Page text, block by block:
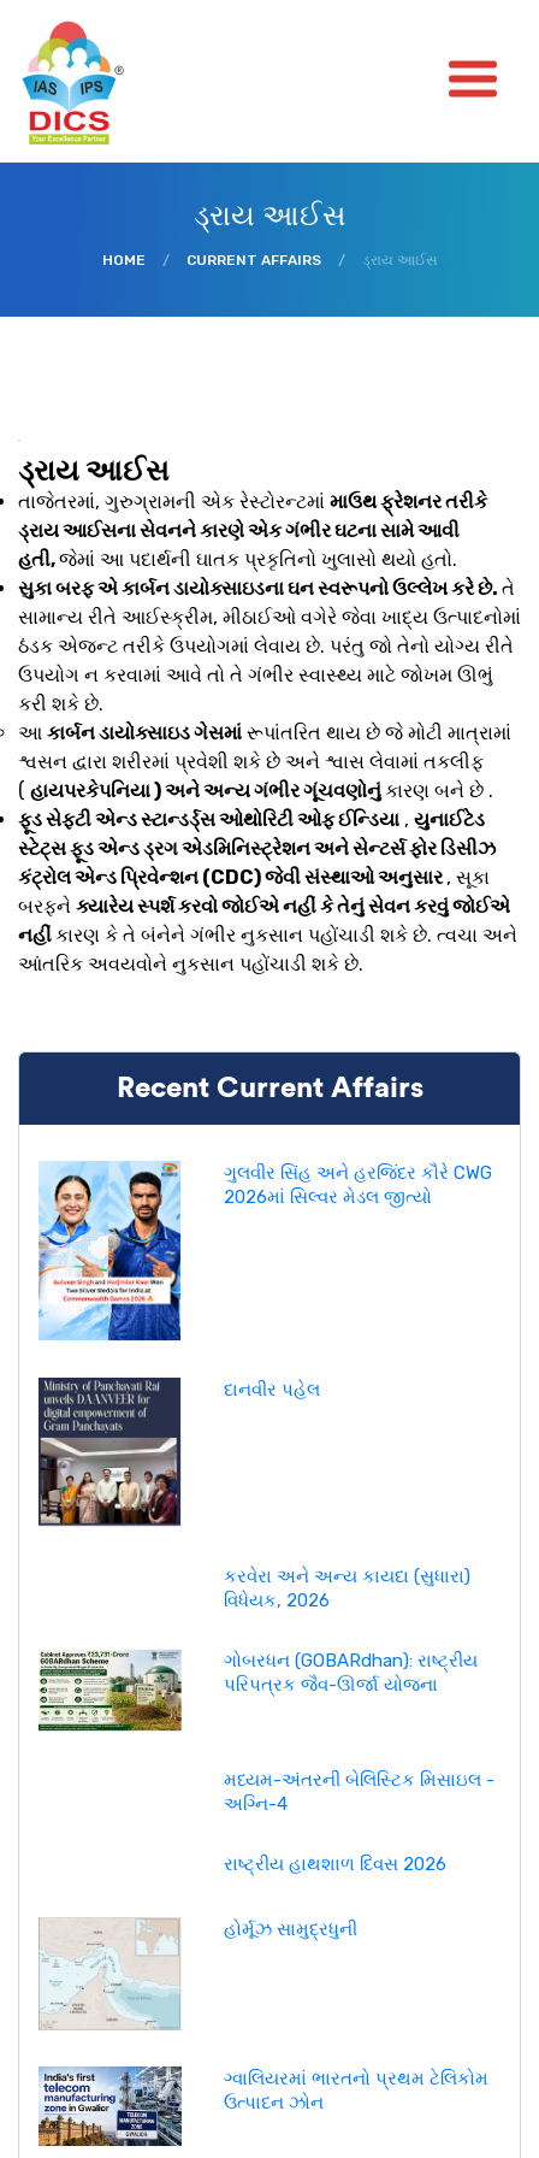
ડ્રાય આઈસ
HOME / CURRENT AFFAIRS / ડ્રાય આઈસ
ડ્રાય આઈસ
તાજેતરમાં, ગુરુગ્રામની એક રેસ્ટોરન્ટમાં માઉથ ફ્રેશનર તરીકે
ડ્રાય આઈસના સેવનને કારણે એક ગંભીર ઘટના સામે આવી
હતી,જેમાં આ પદાર્થની ઘાતક પ્રકૃતિનો ખુલાસો થયો હતો.
સુકા બરફ એ કાર્બન ડાયોક્સાઇડના ઘન સ્વરૂપનો ઉલ્લેખ કરે છે. તે
સામાન્ય રીતે આઈસ્ક્રીમ, મીઠાઈઓ વગેરે જેવા ખાદ્ય ઉત્પાદનોમાં
ઠંડક એજન્ટ તરીકે ઉપયોગમાં લેવાય છે. પરંતુ જો તેનો યોગ્ય રીતે
ઉપયોગ ન કરવામાં આવે તો તે ગંભીર સ્વાસ્થ્ય માટે જોખમ ઊભું
કરી શકે છે.
આ કાર્બન ડાયોક્સાઇડ ગેસમાં રૂપાંતરિત થાય છે જે મોટી માત્રામાં
શ્વસન દ્વારા શરીરમાં પ્રવેશી શકે છે અને શ્વાસ લેવામાં તકલીફ
( હાયપરકેપનિયા ) અને અન્ય ગંભીર ગૂંચવણોનુંકારણ બને છે .
ફૂડ સેફ્ટી એન્ડ સ્ટાન્ડર્ડ્સ ઓથોરિટી ઓફ ઈન્ડિયા , યુનાઈટેડ
સ્ટેટ્સ ફૂડ એન્ડ ડ્રગ એડમિનિસ્ટ્રેશન અને સેન્ટર્સ ફોર ડિસીઝ
કંટ્રોલ એન્ડ પ્રિવેન્શન (CDC) જેવી સંસ્થાઓ અનુસાર, સૂકા
બરફને ક્યારેય સ્પર્શ કરવો જોઈએ નહીં કે તેનું સેવન કરવું જોઈએ
નહીંકારણ કે તે બંનેને ગંભીર નુકસાન પહોંચાડી શકે છે. ત્વચા અને
આંતરિક અવયવોને નુકસાન પહોંચાડી શકે છે.
Recent Current Affairs
ગુલવીર સિંહ અને હરજિંદર કૌરે CWG
2026માં સિલ્વર મેડલ જીત્યો
દાનવીર પહેલ
કરવેરા અને અન્ય કાયદા (સુધારા)
વિધેયક, 2026
ગોબરધન (GOBARdhan): રાષ્ટ્રીય
પરિપત્રક જૈવ-ઊર્જા યોજના
મધ્યમ-અંતરની બેલિસ્ટિક મિસાઇલ -
અગ્નિ-4
રાષ્ટ્રીય હાથશાળ દિવસ 2026
હોર્મૂઝ સામુદ્રધુની
ગ્વાલિયરમાં ભારતનો પ્રથમ ટેલિકોમ
ઉત્પાદન ઝોન